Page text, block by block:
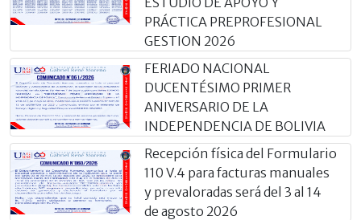
PRÁCTICA PREPROFESIONAL
GESTION 2026
FERIADO NACIONAL
DUCENTÉSIMO PRIMER
ANIVERSARIO DE LA
INDEPENDENCIA DE BOLIVIA
Recepción física del Formulario
110 V.4 para facturas manuales
y prevaloradas será del 3 al 14
de agosto 2026